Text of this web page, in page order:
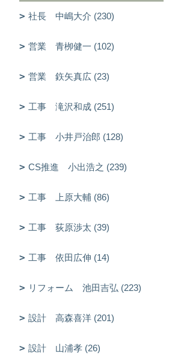
社長 中嶋大介 (230)
営業 青栁健一 (102)
営業 鉃矢真広 (23)
工事 滝沢和成 (251)
工事 小井戸治郎 (128)
CS推進 小出浩之 (239)
工事 上原大輔 (86)
工事 荻原渉太 (39)
工事 依田広伸 (14)
リフォーム 池田吉弘 (223)
設計 高森喜洋 (201)
設計 山浦孝 (26)